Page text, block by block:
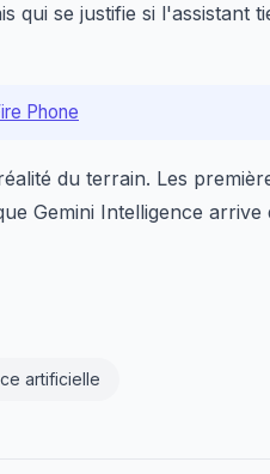
qui se justifie si l'assistant
Phone
du terrain. Les
Gemini Intelligence arrive
artificielle